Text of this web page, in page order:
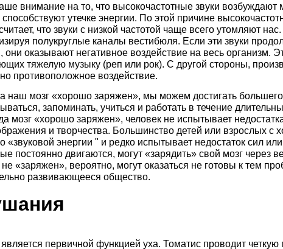
внимание на то, что высокочастотные звуки возбуждают
утечке энергии. По этой причине
что звуки c низкой частотой чаще всего утомляют
полукруглые каналы вестибюля. Если эти звуки
они оказывают негативное воздействие на весь организм.
тяжелую музыку (реп или рок). С другой стороны,
противоположное воздействие.
наш мозг «хорошо заряжен», мы можем достигать
запоминать, учиться и работать в течение
мозг «хорошо заряжен», человек не испытывает
и творчества. Большинство детей или взрослых
«звуковой энергии " и редко испытывает недостаток сил
постоянно двигаются, могут «зарядить» свой мозг через
«заряжен», вероятно, могут оказаться не готовы к тем
развивающееся общество.
первичной функцией уха. Томатис проводит